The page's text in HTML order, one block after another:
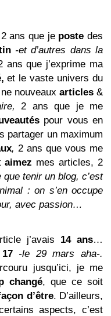
2 ans que je poste des
-et d’autres dans la
ans que j’exprime ma
et le vaste univers du
nouveaux articles&
2 ans que je me
pour vous en
partager un maximum
, 2 ans que vous me
aimez mes articles, 2
que tenir un blog, c’est
: on s’en occupe
avec passion…
j’avais 14 ans…
17-le 29 mars aha-.
jusqu’ici, je me
changé, que ce soit
d’être. D’ailleurs,
aspects, c’est